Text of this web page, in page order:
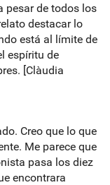
pesar de todos los
destacar lo
está al límite de
espíritu de
[Clàudia
Creo que lo que
Me parece que
pasa los diez
encontrara